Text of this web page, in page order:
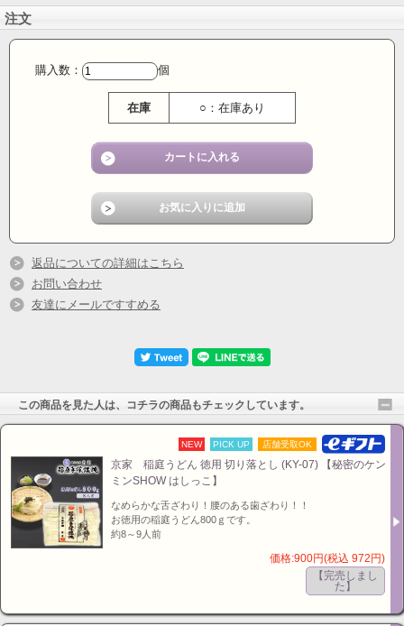
注文
購入数： 個
在庫 ○：在庫あり
返品についての詳細はこちら
お問い合わせ
友達にメールですすめる
この商品を見た人は、コチラの商品もチェックしています。
NEW PICK UP 店舗受取OK
京家 稲庭うどん 徳用 切り落とし (KY-07) 【秘密のケン
ミンSHOW はしっこ】
なめらかな舌ざわり！腰のある歯ざわり！！
お徳用の稲庭うどん800ｇです。
約8～9人前
価格:900円(税込 972円)
【完売しまし
た】